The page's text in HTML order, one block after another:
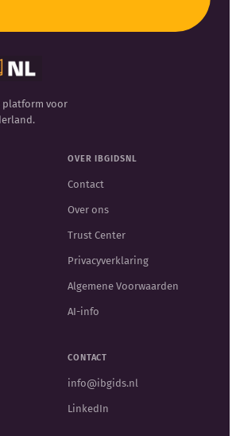
platform voor
OVER IBGIDSNL
Contact
Over ons
Trust Center
Privacyverklaring
Algemene Voorwaarden
AI-info
CONTACT
info@ibgids.nl
LinkedIn